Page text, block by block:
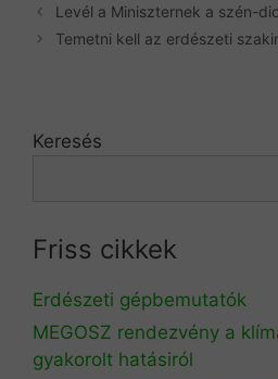
Levél a Miniszternek a szén-
Temetni kell az erdészeti
Keresés
Friss cikkek
Erdészeti gépbemutatók
MEGOSZ rendezvény a
gyakorolt hatásiról